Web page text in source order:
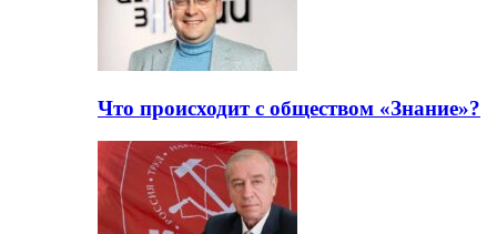
Что происходит с обществом «Знание»?